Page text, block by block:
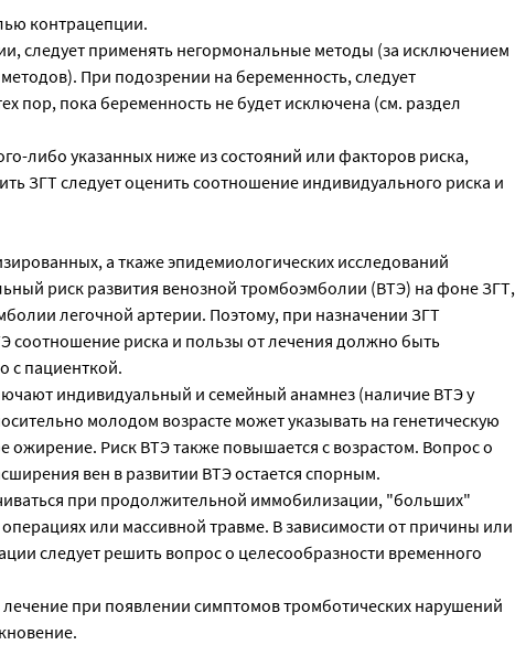
контрацепции.
следует применять негормональные методы (за исключением
При подозрении на беременность, следует
пор, пока беременность не будет исключена (см. раздел
либо указанных ниже из состояний или факторов риска,
ЗГТ следует оценить соотношение индивидуального риска и
а ткаже эпидемиологических исследований
риск развития венозной тромбоэмболии (ВТЭ) на фоне ЗГТ,
легочной артерии. Поэтому, при назначении ЗГТ
соотношение риска и пользы от лечения должно быть
с пациенткой.
индивидуальный и семейный анамнез (наличие ВТЭ у
молодом возрасте может указывать на генетическую
ожирение. Риск ВТЭ также повышается с возрастом. Вопрос о
вен в развитии ВТЭ остается спорным.
при продолжительной иммобилизации, "больших"
или массивной травме. В зависимости от причины или
следует решить вопрос о целесообразности временного
при появлении симптомов тромботических нарушений